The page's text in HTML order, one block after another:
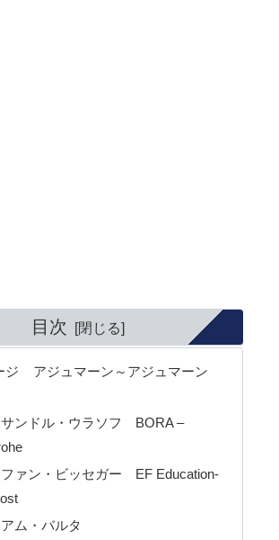
目次
ジ アジュマーン～アジュマーン
サンドル・ウラソフ BORA –
ァン・ビッセガー EF Education-
アム・バルタ